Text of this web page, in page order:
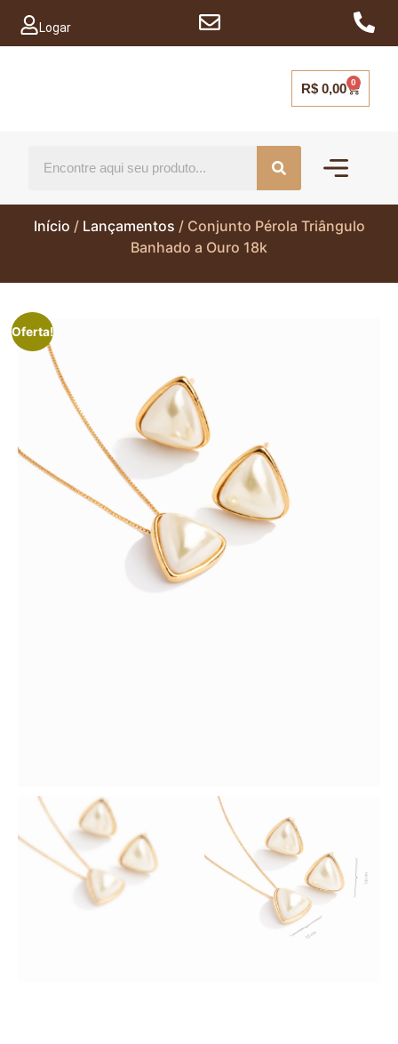
Logar
R$0,00 0
Início / Lançamentos / Conjunto Pérola Triângulo
Banhado a Ouro 18k
Oferta!